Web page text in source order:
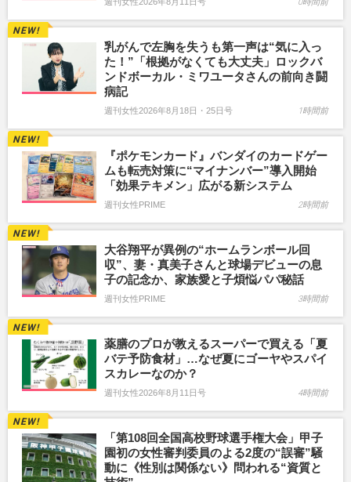
0時間前
乳がんで左胸を失うも第一声は“気に入っ
た！”「根拠がなくても大丈夫」ロックバ
ンドボーカル・ミワユータさんの前向き闘
病記
週刊女性2026年8月18日・25日号 1時間前
『ポケモンカード』バンダイのカードゲー
ムも転売対策に“マイナンバー”導入開始
「効果テキメン」広がる新システム
週刊女性PRIME 2時間前
大谷翔平が異例の“ホームランボール回
収”、妻・真美子さんと球場デビューの息
子の記念か、家族愛と子煩悩パパ秘話
週刊女性PRIME 3時間前
薬膳のプロが教えるスーパーで買える「夏
バテ予防食材」…なぜ夏にゴーヤやスパイ
スカレーなのか？
週刊女性2026年8月11日号 4時間前
「第108回全国高校野球選手権大会」甲子
園初の女性審判委員のよる2度の“誤審”騒
動に《性別は関係ない》問われる“資質と